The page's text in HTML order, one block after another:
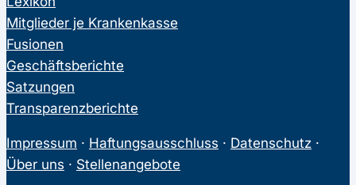
Mitglieder je Krankenkasse
Fusionen
Geschäftsberichte
Satzungen
Transparenzberichte
Impressum · Haftungsausschluss · Datenschutz ·
Über uns · Stellenangebote